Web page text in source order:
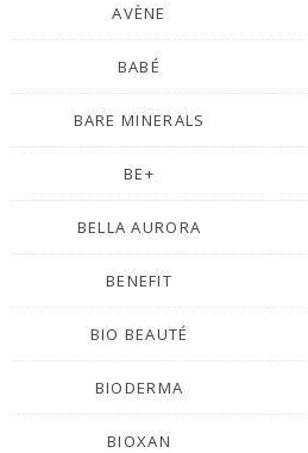
AVÈNE
BABÉ
BARE MINERALS
BE+
BELLA AURORA
BENEFIT
BIO BEAUTÉ
BIODERMA
BIOXAN